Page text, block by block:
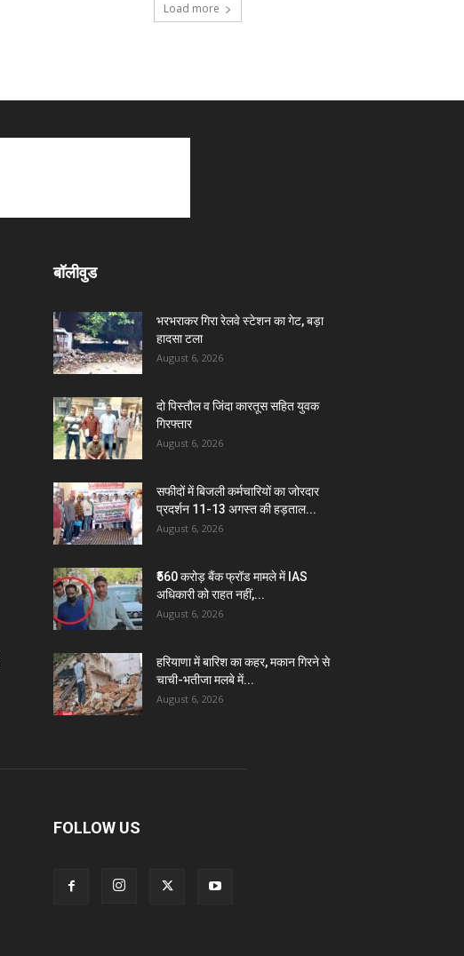
Load more
बॉलीवुड
भरभराकर गिरा रेलवे स्टेशन का गेट, बड़ा
हादसा टला
August 6, 2026
दो पिस्तौल व जिंदा कारतूस सहित युवक
गिरफ्तार
August 6, 2026
सफीदों में बिजली कर्मचारियों का जोरदार
प्रदर्शन 11-13 अगस्त की हड़ताल...
August 6, 2026
₹560 करोड़ बैंक फ्रॉड मामले में IAS
अधिकारी को राहत नहीं,...
August 6, 2026
हरियाणा में बारिश का कहर, मकान गिरने से
चाची-भतीजा मलबे में...
August 6, 2026
FOLLOW US